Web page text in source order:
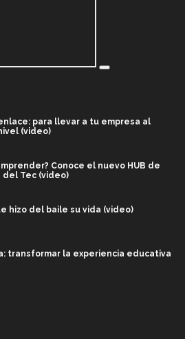
para llevar a tu empresa al
(video)
Conoce el nuevo HUB de
del Tec (video)
hizo del baile su vida (video)
transformar la experiencia educativa